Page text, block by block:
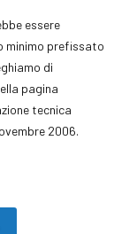
essere
minimo prefissato
di
pagina
tecnica
2006.